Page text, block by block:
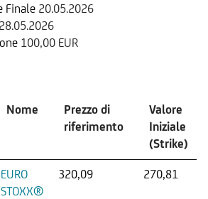
Finale 20.05.2026
28.05.2026
100,00 EUR
Nome
Prezzo di
riferimento
Valore
Iniziale
(Strike)
EURO
STOXX®
320,09 270,81